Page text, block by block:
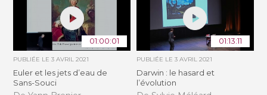
01:00:01
PUBLIÉE LE3 AVRIL 2021
Euler et les jets d’eau de
Sans-Souci
01:13:11
PUBLIÉE LE 3 AVRIL 2021
Darwin : le hasard et
l’évolution